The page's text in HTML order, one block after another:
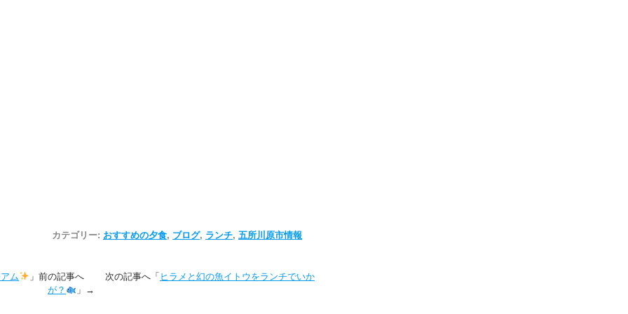
カテゴリー: おすすめの夕食, ブログ, ランチ, 五所川原市情報
ム 」前の記事へ 次の記事へ「 ヒラメと幻の魚イトウをランチでいか
が？
」→